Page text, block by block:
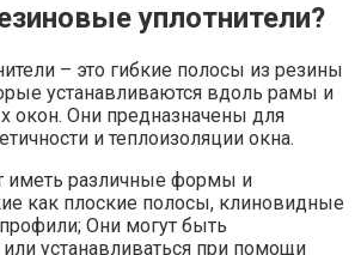
уплотнители?​
– это гибкие полосы из резины
устанавливаются вдоль рамы и
окон. Они предназначены для
и теплоизоляции окна.​
иметь различные формы и
как плоские полосы, клиновидные
Они могут быть
устанавливаться при помощи